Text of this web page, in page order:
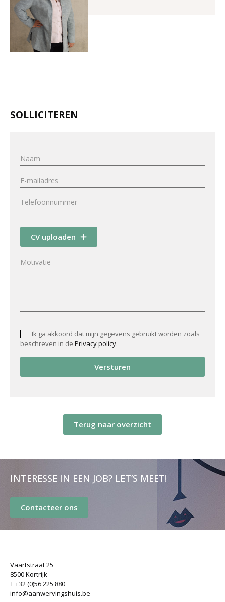
SOLLICITEREN
CV uploaden
Ik ga akkoord dat mijn gegevens gebruikt worden zoals
beschreven in de Privacy policy.
Versturen
Terug naar overzicht
INTERESSE IN EEN JOB? LET’S MEET!
Contacteer ons
Vaartstraat 25
8500 Kortrijk
T +32 (0)56 225 880
info@aanwervingshuis.be